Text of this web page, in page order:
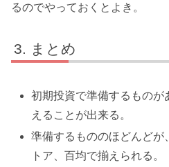
るのでやっておくとよき。
まとめ
初期投資で準備するものが
えることが出来る。
準備するもののほどんどが
トア、百均で揃えられる。